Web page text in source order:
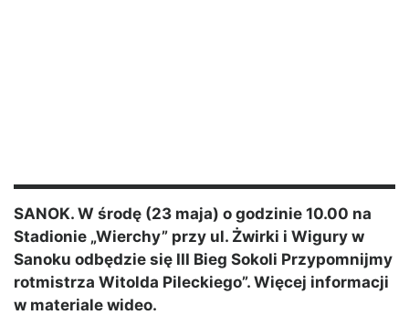
SANOK. W środę (23 maja) o godzinie 10.00 na
Stadionie „Wierchy” przy ul. Żwirki i Wigury w
Sanoku odbędzie się III Bieg Sokoli Przypomnijmy
rotmistrza Witolda Pileckiego”. Więcej informacji
w materiale wideo.